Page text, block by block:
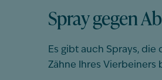
Spray gegen
Es gibt auch Sprays, die
Zähne Ihres Vierbeiners